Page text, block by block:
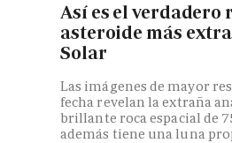
Así es el verdadero
asteroide más
Solar
Las imágenes de mayor
fecha revelan la extraña
brillante roca espacial de
además tiene una luna